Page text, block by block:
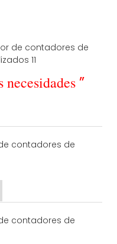
necesidades”